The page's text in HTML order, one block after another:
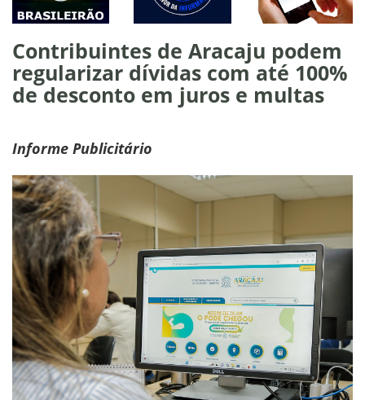
Contribuintes de Aracaju podem
regularizar dívidas com até 100%
de desconto em juros e multas
Informe Publicitário